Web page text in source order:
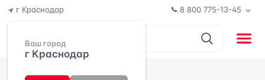
г Краснодар
Ваш город
г Краснодар
8 800 775-13-45